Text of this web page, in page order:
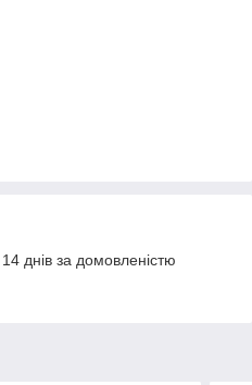
днів за домовленістю